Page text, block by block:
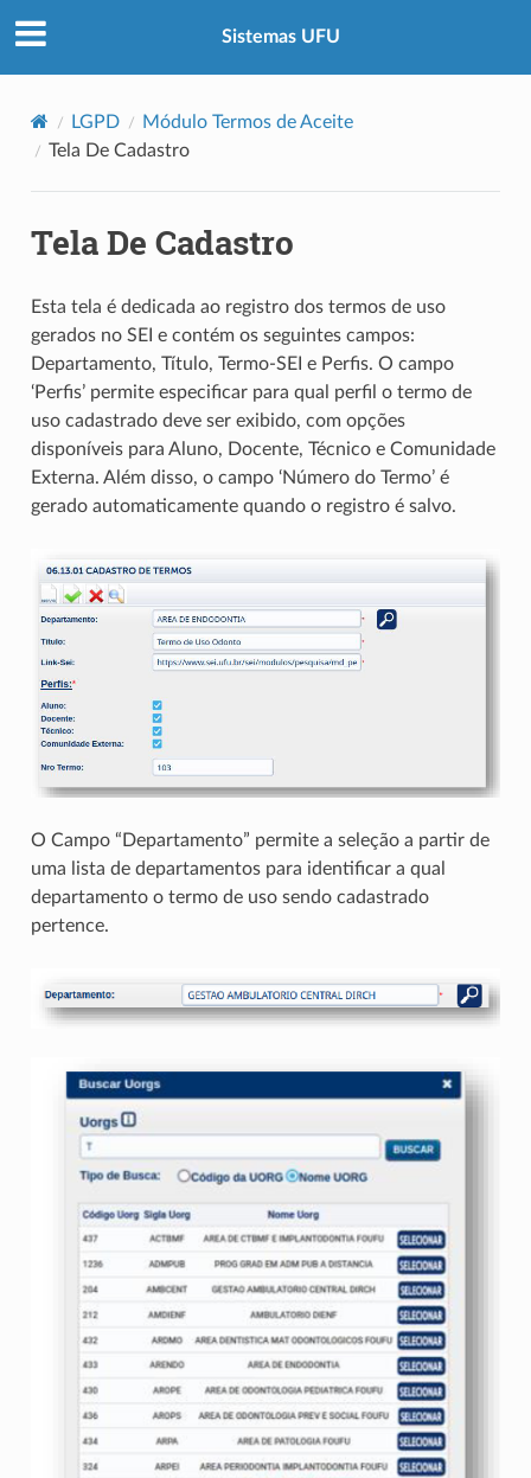
Sistemas UFU
LGPD
Módulo Termos de Aceite
Tela De Cadastro
Tela De Cadastro
Esta tela é dedicada ao registro dos termos de uso
gerados no SEI e contém os seguintes campos:
Departamento, Título, Termo-SEI e Perfis. O campo
‘Perfis’ permite especificar para qual perfil o termo de
uso cadastrado deve ser exibido, com opções
disponíveis para Aluno, Docente, Técnico e Comunidade
Externa. Além disso, o campo ‘Número do Termo’ é
gerado automaticamente quando o registro é salvo.
O Campo “Departamento” permite a seleção a partir de
uma lista de departamentos para identificar a qual
departamento o termo de uso sendo cadastrado
pertence.